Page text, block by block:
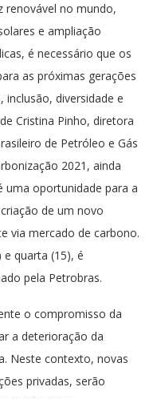
renovável no mundo,
e ampliação
é necessário que os
as próximas gerações
inclusão, diversidade e
Cristina Pinho, diretora
de Petróleo e Gás
2021, ainda
uma oportunidade para a
de um novo
via mercado de carbono.
quarta (15), é
pela Petrobras.
o compromisso da
a deterioração da
Neste contexto, novas
privadas, serão